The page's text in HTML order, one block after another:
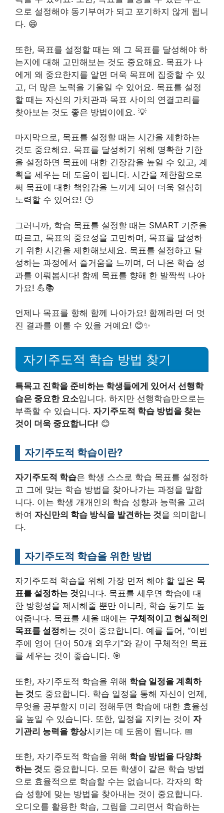
으로 설정해야 동기부여가 되고 포기하지 않게 됩니
다. 😄
또한, 목표를 설정할 때는 왜 그 목표를 달성해야 하
는지에 대해 고민해보는 것도 중요해요. 목표가 나
에게 왜 중요한지를 알면 더욱 목표에 집중할 수 있
고, 더 많은 노력을 기울일 수 있어요. 목표를 설정
할 때는 자신의 가치관과 목표 사이의 연결고리를
찾아보는 것도 좋은 방법이에요. 💡
마지막으로, 목표를 설정할 때는 시간을 제한하는
것도 중요해요. 목표를 달성하기 위해 명확한 기한
을 설정하면 목표에 대한 긴장감을 높일 수 있고, 계
획을 세우는 데 도움이 됩니다. 시간을 제한함으로
써 목표에 대한 책임감을 느끼게 되어 더욱 열심히
노력할 수 있어요! 🕒
그러니까, 학습 목표를 설정할 때는 SMART 기준을
따르고, 목표의 중요성을 고민하며, 목표를 달성하
기 위한 시간을 제한해보세요. 목표를 설정하고 달
성하는 과정에서 즐거움을 느끼며, 더 나은 학습 성
과를 이뤄봅시다! 함께 목표를 향해 한 발짝씩 나아
가요! 💪📚
언제나 목표를 향해 함께 나아가요! 함께라면 더 멋
진 결과를 이룰 수 있을 거예요! 😊✨
자기주도적 학습 방법 찾기
특목고 진학을 준비하는 학생들에게 있어서 선행학
습은 중요한 요소입니다. 하지만 선행학습만으로는
부족할 수 있습니다. 자기주도적 학습 방법을 찾는
것이 더욱 중요합니다! 😊
자기주도적 학습이란?
자기주도적 학습은 학생 스스로 학습 목표를 설정하
고 그에 맞는 학습 방법을 찾아나가는 과정을 말합
니다. 이는 학생 개개인의 학습 성향과 능력을 고려
하여 자신만의 학습 방식을 발견하는 것을 의미합니
다.
자기주도적 학습을 위한 방법
자기주도적 학습을 위해 가장 먼저 해야 할 일은 목
표를 설정하는 것입니다. 목표를 세우면 학습에 대
한 방향성을 제시해줄 뿐만 아니라, 학습 동기도 높
여줍니다. 목표를 세울 때에는 구체적이고 현실적인
목표를 설정하는 것이 중요합니다. 예를 들어, “이번
주에 영어 단어 50개 외우기”와 같이 구체적인 목표
를 세우는 것이 좋습니다. 🎯
또한, 자기주도적 학습을 위해 학습 일정을 계획하
는 것 도 중요합니다. 학습 일정을 통해 자신이 언제,
무엇을 공부할지 미리 정해두면 학습에 대한 효율성
을 높일 수 있습니다. 또한, 일정을 지키는 것이 자
기관리 능력을 향상시키는 데 도움이 됩니다. 📅
또한, 자기주도적 학습을 위해 학습 방법을 다양화
하는 것도 중요합니다. 모든 학생이 같은 학습 방법
으로 효율적으로 학습할 수는 없습니다. 각자의 학
습 성향에 맞는 방법을 찾아내는 것이 중요합니다.
오디오를 활용한 학습, 그림을 그리면서 학습하는